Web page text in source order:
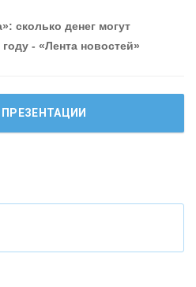
персонал - «Интервью»
деньгами при цифровом
сколько денег могут
- «Лента новостей»
ПРЕЗЕНТАЦИИ